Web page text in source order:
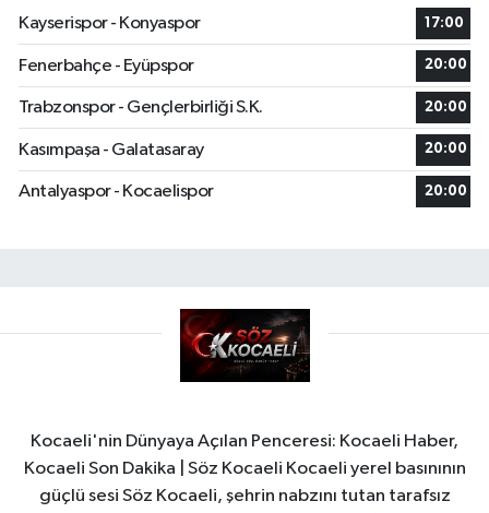
Kayserispor - Konyaspor
17:00
Fenerbahçe - Eyüpspor 20:00
Trabzonspor - Gençlerbirliği S.K. 20:00
Kasımpaşa - Galatasaray 20:00
Antalyaspor - Kocaelispor 20:00
Kocaeli'nin Dünyaya Açılan Penceresi: Kocaeli Haber,
Kocaeli Son Dakika | Söz Kocaeli Kocaeli yerel basınının
güçlü sesi Söz Kocaeli, şehrin nabzını tutan tarafsız